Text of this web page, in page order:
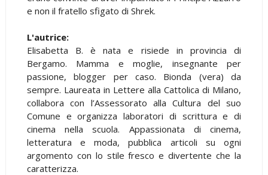
e non il fratello sfigato di Shrek.
L'autrice:
Elisabetta B. è nata e risiede in provincia di
Bergamo. Mamma e moglie, insegnante per
passione, blogger per caso. Bionda (vera) da
sempre. Laureata in Lettere alla Cattolica di Milano,
collabora con l’Assessorato alla Cultura del suo
Comune e organizza laboratori di scrittura e di
cinema nella scuola. Appassionata di cinema,
letteratura e moda, pubblica articoli su ogni
argomento con lo stile fresco e divertente che la
caratterizza.